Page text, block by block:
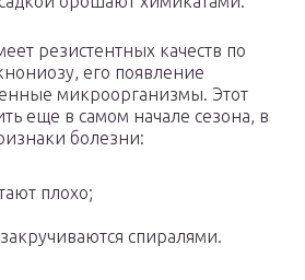
резистентных качеств по
его появление
микроорганизмы. Этот
еще в самом начале сезона, в
болезни:
плохо;
спиралями.